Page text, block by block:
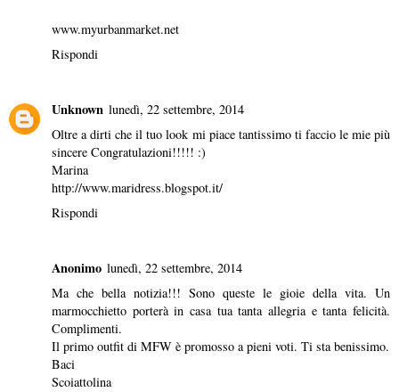
www.myurbanmarket.net
Rispondi
Unknown lunedì, 22 settembre, 2014
Oltre a dirti che il tuo look mi piace tantissimo ti faccio le mie più
sincere Congratulazioni!!!!! :)
Marina
http://www.maridress.blogspot.it/
Rispondi
Anonimo lunedì, 22 settembre, 2014
Ma che bella notizia!!! Sono queste le gioie della vita. Un
marmocchietto porterà in casa tua tanta allegria e tanta felicità.
Complimenti.
Il primo outfit di MFW è promosso a pieni voti. Ti sta benissimo.
Baci
Scoiattolina